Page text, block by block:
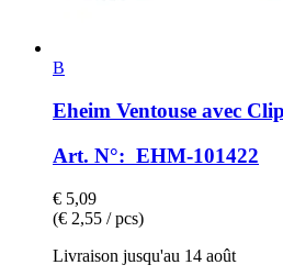
B
Eheim Ventouse avec
Art. N°: EHM-101422
€ 5,09
(€ 2,55 / pcs)
Livraison jusqu'au 14 août